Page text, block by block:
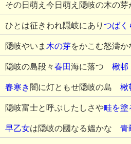
その日萌え今日萌え隠岐の木の
ひとは征きわれ隠岐にあり つばく
隠岐やいま 木の芽をかこむ怒濤
隠岐の島段々春田海に落つ 楸邨
春寒き 闇に灯ともせ隠岐の島 楸
隠岐富士と呼ぶしたしさや畦を塗
早乙女は隠岐の國なる媼かな 青